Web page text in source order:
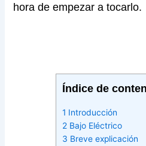
hora de empezar a tocarlo.
Índice de
1 Introducción
2 Bajo Eléctrico
3 Breve explicación